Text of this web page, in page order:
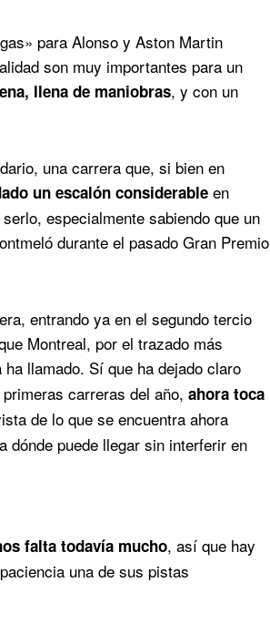
para Alonso y Aston Martin
son muy importantes para un
llena de maniobras, y con un
una carrera que, si bien en
un escalón considerable en
especialmente sabiendo que un
durante el pasado Gran Premio
entrando ya en el segundo tercio
Montreal, por el trazado más
ha llamado. Sí que ha dejado claro
carreras del año, ahora toca
de lo que se encuentra ahora
dónde puede llegar sin interferir en
falta todavía mucho, así que hay
una de sus pistas